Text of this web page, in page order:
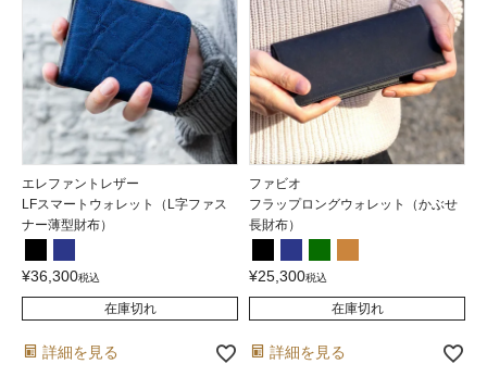
エレファントレザー
LFスマートウォレット（L字ファス
ナー薄型財布）
¥36,300税込
在庫切れ
詳細を見る
ファビオ
フラップロングウォレット（かぶせ
長財布）
¥25,300税込
在庫切れ
詳細を見る